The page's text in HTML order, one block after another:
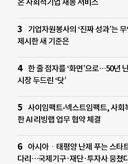
온 사회적기업 재봉 서비스
기업자원봉사의 ‘진짜 성과’는
제시한 새 기준은
한 줄 점자를 ‘화면’으로…50년
시장 두드린 ‘닷’
사이임팩트-넥스트임팩트, 사회
한 AI 리빙랩 업무 협약 체결
아시아ㆍ태평양 난제 푸는 스타
다리…국제기구·재단·투자사 뭉쳤